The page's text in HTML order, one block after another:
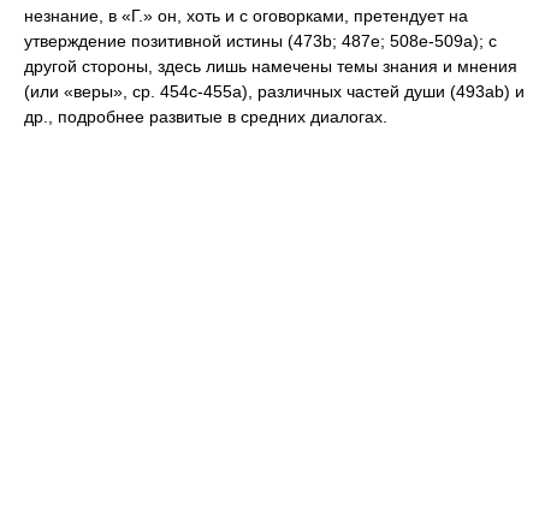
незнание, в «Г.» он, хоть и с оговорками, претендует на
утверждение позитивной истины (473b; 487e; 508e-509a); с
другой стороны, здесь лишь намечены темы знания и мнения
(или «веры», ср. 454с-455а), различных частей души (493ab) и
др., подробнее развитые в средних диалогах.